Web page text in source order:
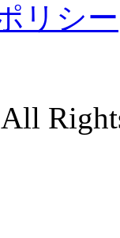
リシー